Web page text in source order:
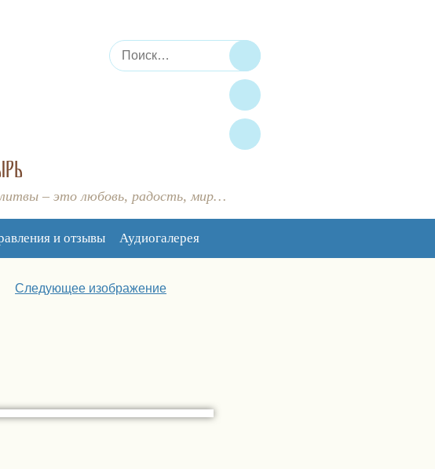
– это любовь, радость, мир…
Искать:
Поиск
и отзывы Аудиогалерея
Следующее изображение